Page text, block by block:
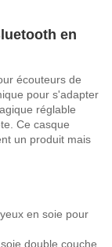
en
écouteurs de
pour s'adapter
réglable
Ce casque
un produit mais
en soie pour
double couche